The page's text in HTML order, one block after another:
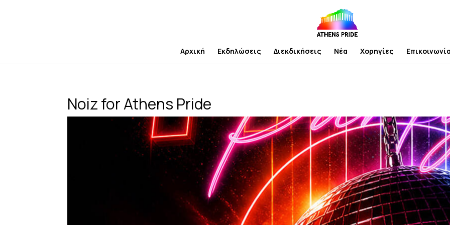
Αρχική Εκδηλώσεις Διεκδικήσεις Νέα Χορηγίες
Noiz for Athens Pride